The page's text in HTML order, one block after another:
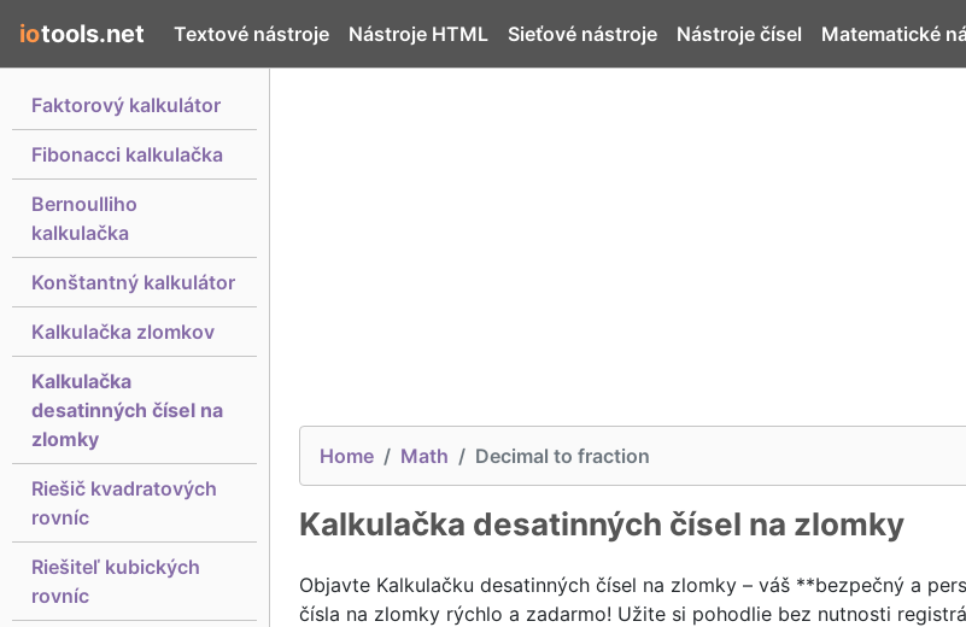
iotools.net Textové nástroje Nástroje HTML Sieťové nástroje Nástroje čísel Matematické
Faktorový kalkulátor
Fibonacci kalkulačka
Bernoulliho
kalkulačka
Konštantný kalkulátor
Kalkulačka zlomkov
Kalkulačka
desatinných čísel na
zlomky
Riešič kvadratových
rovníc
Riešiteľ kubických
rovníc
Home Math Decimal to fraction
Kalkulačka desatinných čísel na zlomky
Objavte Kalkulačku desatinných čísel na zlomky – váš **bezpečný a
čísla na zlomky rýchlo a zadarmo! Užite si pohodlie bez nutnosti